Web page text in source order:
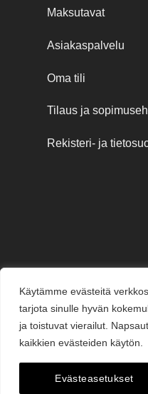
Käytämme evästeitä
tarjota sinulle hyvän
ja toistuvat vierailut.
kaikkien evästeiden käytön.
Evästeasetukset
Maksutavat
Asiakaspalvelu
Oma tili
Tilaus ja
Rekisteri- ja
Credit
KUKKAKAUPPA